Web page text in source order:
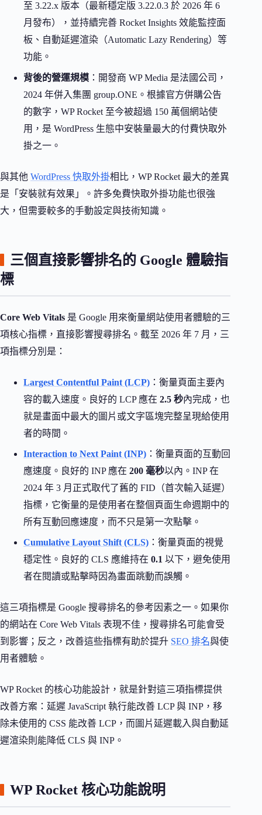
至 3.22.x 版本（最新穩定版 3.22.0.3 於 2026 年 6
月發布），並持續完善 Rocket Insights 效能監控面
板、自動延遲渲染（Automatic Lazy Rendering）等
功能。
背後的營運規模 ：開發商 WP Media 是法國公司，
2024 年併入集團 group.ONE。根據官方併購公告
的數字，WP Rocket 至今被超過 150 萬個網站使
用，是 WordPress 生態中安裝量最大的付費快取外
掛之一。
與其他 WordPress 快取外掛相比，WP Rocket 最大的差異
是「安裝就有效果」。許多免費快取外掛功能也很強
大，但需要較多的手動設定與技術知識。
三個直接影響排名的 Google 體驗指
標
Core Web Vitals 是 Google 用來衡量網站使用者體驗的三
項核心指標，直接影響搜尋排名。截至 2026 年 7 月，三
項指標分別是：
Largest Contentful Paint (LCP) ：衡量頁面主要內
容的載入速度。良好的 LCP 應在 2.5 秒內完成，也
就是畫面中最大的圖片或文字區塊完整呈現給使用
者的時間。
Interaction to Next Paint (INP) ：衡量頁面的互動回
應速度。良好的 INP 應在 200 毫秒以內。INP 在
2024 年 3 月正式取代了舊的 FID（首次輸入延遲）
指標，它衡量的是使用者在整個頁面生命週期中的
所有互動回應速度，而不只是第一次點擊。
Cumulative Layout Shift (CLS) ：衡量頁面的視覺
穩定性。良好的 CLS 應維持在 0.1 以下，避免使用
者在閱讀或點擊時因為畫面跳動而誤觸。
這三項指標是 Google 搜尋排名的參考因素之一。如果你
的網站在 Core Web Vitals 表現不佳，搜尋排名可能會受
到影響；反之，改善這些指標有助於提升 SEO 排名與使
用者體驗。
WP Rocket 的核心功能設計，就是針對這三項指標提供
改善方案：延遲 JavaScript 執行能改善 LCP 與 INP，移
除未使用的 CSS 能改善 LCP，而圖片延遲載入與自動延
遲渲染則能降低 CLS 與 INP。
WP Rocket 核心功能說明